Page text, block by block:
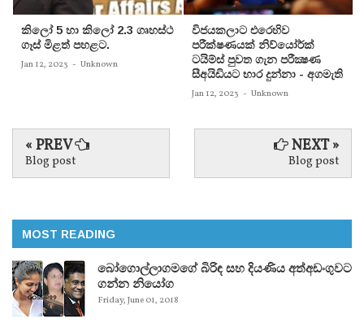
කිලෝ 5 හා කිලෝ 2.3 ගෘහස්ථ
ගෑස් මිළත් පහළට.
Jan 12, 2023 - Unknown
විජයකලාට එරෙහිව
පරීක්‌ෂණයක්‌ නිව්යෝර්ක්‌
ටයිම්ස්‌ පුවත ගැන පරීක්‍ෂණ
සීඅයිඩියට භාර දුන්නා - අගමැති
Jan 12, 2023 - Unknown
« PREV
Blog post
NEXT »
Blog post
MOST READING
බෝගොල්ලාගමගේ බිරිඳ සහ දියණිය අත්අඩංගුවට
ගන්න නියෝග
Friday, June 01, 2018